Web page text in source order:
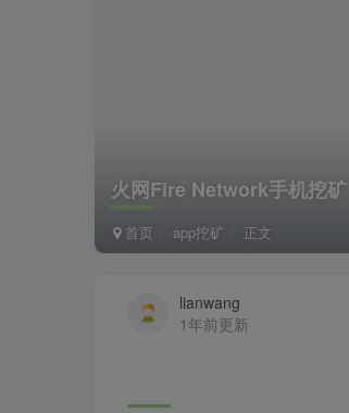
火网Fire Network手机挖矿
首页 app挖矿 正文
lianwang
1年前更新